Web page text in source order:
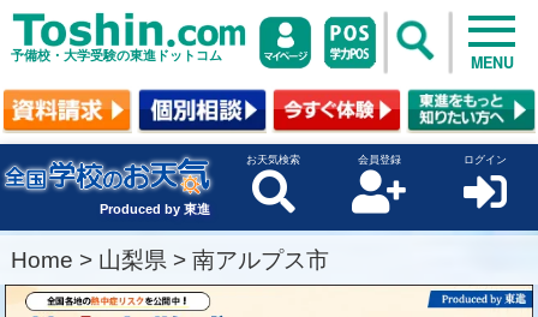
予備校・大学受験の東進ドットコム MENU
Produced by 東進
お天気検索 会員登録 ログイン
Home > 山梨県 > 南アルプス市